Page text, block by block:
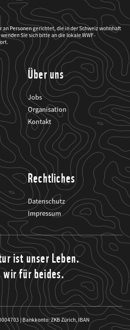
Personen gerichtet, die in der Schweiz wohnhaft
Sie sich bitte an die lokale WWF-
Über uns
Jobs
Organisation
Kontakt
Rechtliches
Datenschutz
Impressum
ist unser Leben.
wir für beides.
| Bankkonto: ZKB Zürich, IBAN